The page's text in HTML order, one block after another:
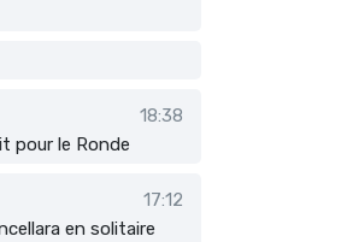
18:38
pour le Ronde
17:12
en solitaire